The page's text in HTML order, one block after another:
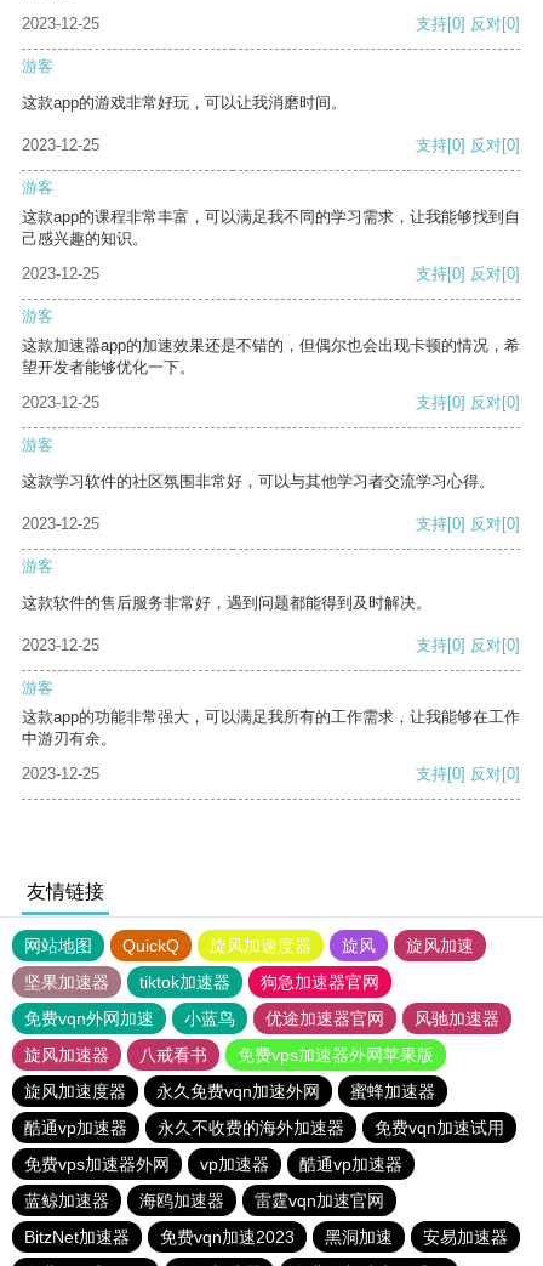
2023-12-25
支持[0] 反对[0]
游客
这款app的游戏非常好玩，可以让我消磨时间。
2023-12-25 支持[0] 反对[0]
游客
这款app的课程非常丰富，可以满足我不同的学习需求，让我能够找到自
己感兴趣的知识。
2023-12-25
支持[0] 反对[0]
游客
这款加速器app的加速效果还是不错的，但偶尔也会出现卡顿的情况，希
望开发者能够优化一下。
2023-12-25
支持[0] 反对[0]
游客
这款学习软件的社区氛围非常好，可以与其他学习者交流学习心得。
2023-12-25 支持[0] 反对[0]
游客
这款软件的售后服务非常好，遇到问题都能得到及时解决。
2023-12-25 支持[0] 反对[0]
游客
这款app的功能非常强大，可以满足我所有的工作需求，让我能够在工作
中游刃有余。
2023-12-25
支持[0] 反对[0]
友情链接
网站地图 QuickQ 旋风加速度器 旋风
旋风加速
坚果加速器
tiktok加速器
狗急加速器官网
免费vqn外网加速
小蓝鸟 优途加速器官网
风驰加速器
旋风加速器
八戒看书
免费vps加速器外网苹果版
旋风加速度器
永久免费vqn加速外网
蜜蜂加速器
酷通vp加速器
永久不收费的海外加速器
免费vqn加速试用
免费vps加速器外网
vp加速器
酷通vp加速器
蓝鲸加速器
海鸥加速器
雷霆vqn加速官网
BitzNet加速器
免费vqn加速2023 黑洞加速
安易加速器